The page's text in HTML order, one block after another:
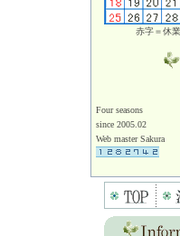
赤字＝休
Four seasons
since 2005.02
Web master Sakura